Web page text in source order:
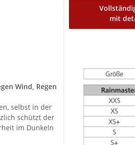
mit
Wind, Regen
selbst in der
schützt der
im Dunkeln